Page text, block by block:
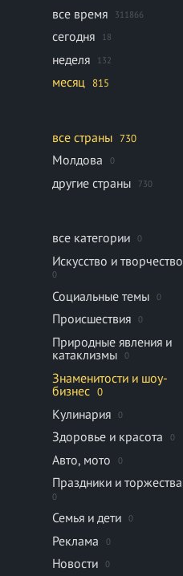
все время 311866
сегодня 18
неделя 132
месяц 815
все страны 730
Молдова 0
другие страны 730
все категории 0
Искусство и творчество
0
Социальные темы 0
Происшествия 0
Природные явления и
катаклизмы
0
Знаменитости и шоу-
бизнес 0
Кулинария 0
Здоровье и красота 0
Авто, мото 0
Праздники и торжества
0
Семья и дети 0
Реклама 0
Новости 0